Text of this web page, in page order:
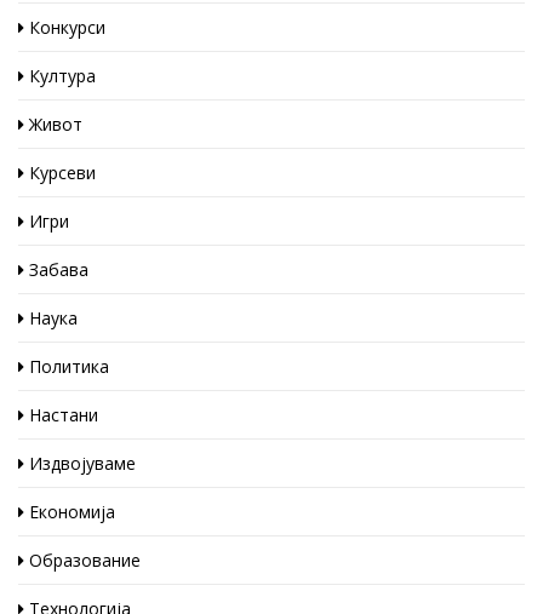
Конкурси
Култура
Живот
Курсеви
Игри
Забава
Наука
Политика
Настани
Издвојуваме
Економија
Образование
Технологија